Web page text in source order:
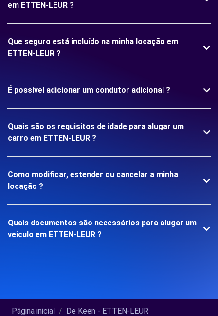
em ETTEN-LEUR ?
Que seguro está incluído na minha locação em
ETTEN-LEUR ?
É possível adicionar um condutor adicional ?
Quais são os requisitos de idade para alugar um
carro em ETTEN-LEUR ?
Como modificar, estender ou cancelar a minha
locação ?
Quais documentos são necessários para alugar um
veículo em ETTEN-LEUR ?
Página inicial De Keen - ETTEN-LEUR